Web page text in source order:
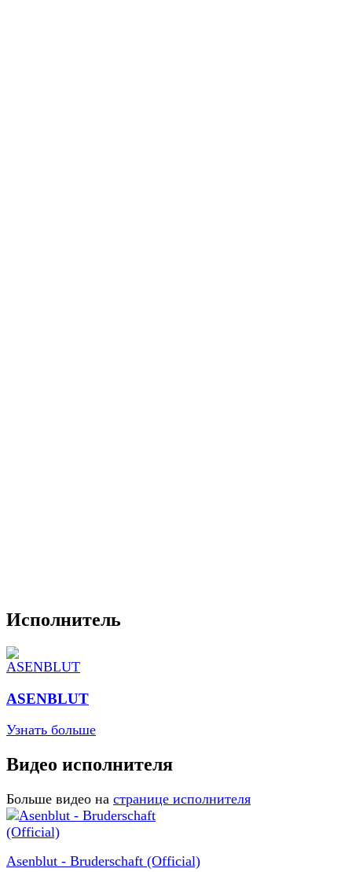
Исполнитель
ASENBLUT
Узнать больше
Видео исполнителя
Больше видео на странице исполнителя
Asenblut - Bruderschaft (Official)